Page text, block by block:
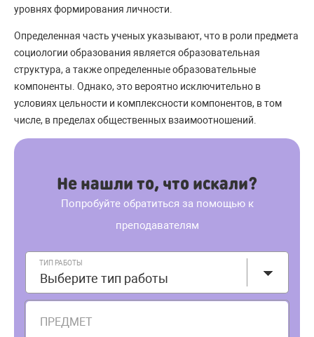
уровнях формирования личности.
Определенная часть ученых указывают, что в роли предмета
социологии образования является образовательная
структура, а также определенные образовательные
компоненты. Однако, это вероятно исключительно в
условиях цельности и комплексности компонентов, в том
числе, в пределах общественных взаимоотношений.
Не нашли то, что искали?
Попробуйте обратиться за помощью к
преподавателям
ТИП РАБОТЫ
Выберите тип работы
ПРЕДМЕТ